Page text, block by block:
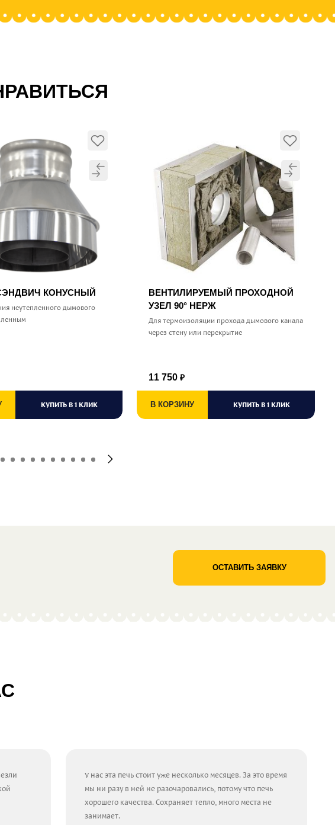
КОНУСНЫЙ
неутепленного дымового
КУПИТЬ В 1 КЛИК
ВЕНТИЛИРУЕМЫЙ ПРОХОДНОЙ
УЗЕЛ 90° НЕРЖ
Для термоизоляции прохода дымового канала
через стену или перекрытие
11 750 ₽
В КОРЗИНУ КУПИТЬ В 1 КЛИК
ОСТАВИТЬ ЗАЯВКУ
У нас эта печь стоит уже несколько месяцев. За это время
мы ни разу в ней не разочаровались, потому что печь
хорошего качества. Сохраняет тепло, много места не
занимает.